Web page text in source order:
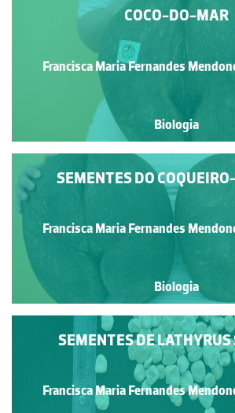
COCO-DO-MAR
Francisca Maria Fernandes
Biologia
SEMENTES DO
Francisca Maria Fernandes
Biologia
SEMENTES DE
Francisca Maria Fernandes